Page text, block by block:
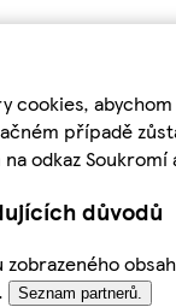
cookies,
případě
odkaz
důvodů
Seznam partnerů.